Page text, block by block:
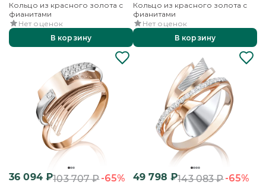
Кольцо из красного золота с
фианитами
Нет оценок
В корзину
Кольцо из красного золота с
фианитами
Нет оценок
В корзину
36 094₽103 707₽-65% 49 798 ₽143 083₽-65%